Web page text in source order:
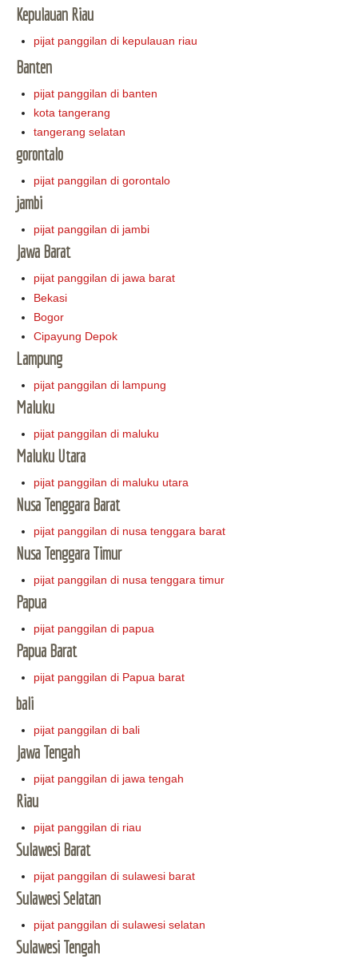
Kepulauan Riau
pijat panggilan di kepulauan riau
Banten
pijat panggilan di banten
kota tangerang
tangerang selatan
gorontalo
pijat panggilan di gorontalo
jambi
pijat panggilan di jambi
Jawa Barat
pijat panggilan di jawa barat
Bekasi
Bogor
Cipayung Depok
Lampung
pijat panggilan di lampung
Maluku
pijat panggilan di maluku
Maluku Utara
pijat panggilan di maluku utara
Nusa Tenggara Barat
pijat panggilan di nusa tenggara barat
Nusa Tenggara Timur
pijat panggilan di nusa tenggara timur
Papua
pijat panggilan di papua
Papua Barat
pijat panggilan di Papua barat
bali
pijat panggilan di bali
Jawa Tengah
pijat panggilan di jawa tengah
Riau
pijat panggilan di riau
Sulawesi Barat
pijat panggilan di sulawesi barat
Sulawesi Selatan
pijat panggilan di sulawesi selatan
Sulawesi Tengah